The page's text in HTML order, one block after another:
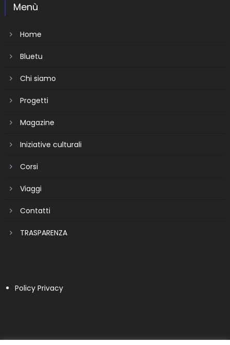
Menù
Home
Bluetu
Chi siamo
Progetti
Magazine
Iniziative culturali
Corsi
Viaggi
Contatti
TRASPARENZA
Policy Privacy